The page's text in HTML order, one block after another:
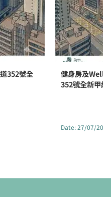
352號全
健身房及
352號全新甲級
Date:27/07/2026